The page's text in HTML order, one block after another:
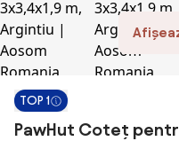
TOP 1
PawHut Coteț